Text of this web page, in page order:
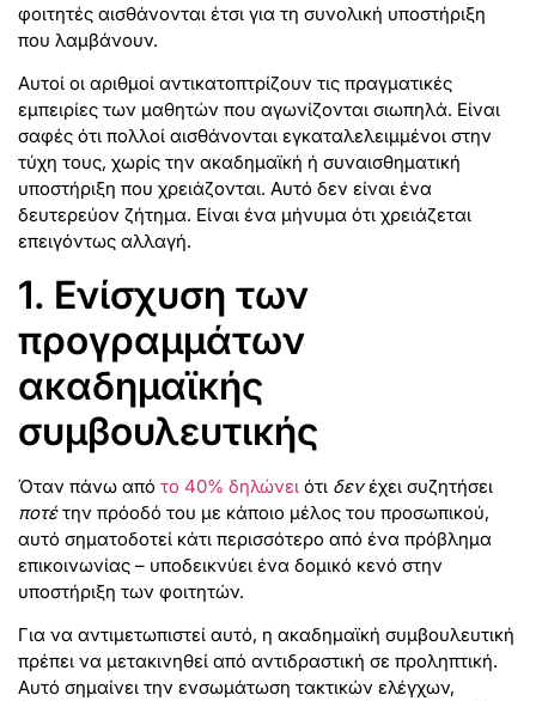
φοιτητές αισθάνονται έτσι για τη συνολική υποστήριξη
που λαμβάνουν.
Αυτοί οι αριθμοί αντικατοπτρίζουν τις πραγματικές
εμπειρίες των μαθητών που αγωνίζονται σιωπηλά. Είναι
σαφές ότι πολλοί αισθάνονται εγκαταλελειμμένοι στην
τύχη τους, χωρίς την ακαδημαϊκή ή συναισθηματική
υποστήριξη που χρειάζονται. Αυτό δεν είναι ένα
δευτερεύον ζήτημα. Είναι ένα μήνυμα ότι χρειάζεται
επειγόντως αλλαγή.
1. Ενίσχυση των
προγραμμάτων
ακαδημαϊκής
συμβουλευτικής
Όταν πάνω από το 40% δηλώνει ότι δενέχει συζητήσει
ποτέτην πρόοδό του με κάποιο μέλος του προσωπικού,
αυτό σηματοδοτεί κάτι περισσότερο από ένα πρόβλημα
επικοινωνίας – υποδεικνύει ένα δομικό κενό στην
υποστήριξη των φοιτητών.
Για να αντιμετωπιστεί αυτό, η ακαδημαϊκή συμβουλευτική
πρέπει να μετακινηθεί από αντιδραστική σε προληπτική.
Αυτό σημαίνει την ενσωμάτωση τακτικών ελέγχων,